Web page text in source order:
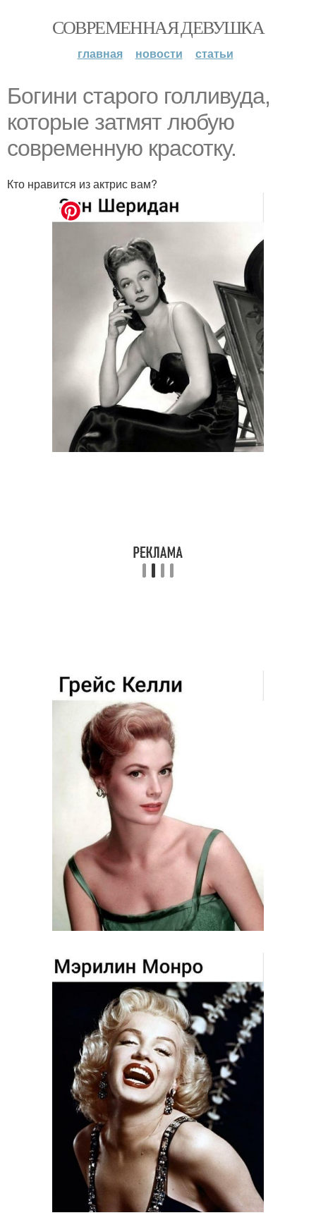
СОВРЕМЕННАЯ ДЕВУШКА
главная новости статьи
Богини старого голливуда,
которые затмят любую
современную красотку.
Кто нравится из актрис вам?